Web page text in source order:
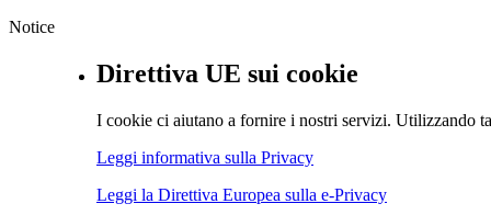
Notice
Direttiva UE sui cookie
I cookie ci aiutano a fornire i nostri servizi. Utilizzando
Leggi informativa sulla Privacy
Leggi la Direttiva Europea sulla e-Privacy